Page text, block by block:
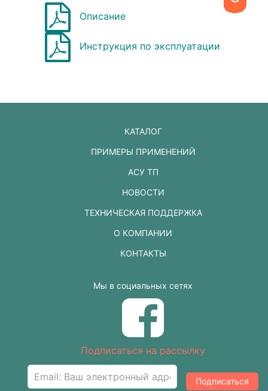
Описание
Инструкция по эксплуатации
КАТАЛОГ
ПРИМЕРЫ ПРИМЕНЕНИЙ
АСУ ТП
НОВОСТИ
ТЕХНИЧЕСКАЯ ПОДДЕРЖКА
О КОМПАНИИ
КОНТАКТЫ
Мы в социальных сетях
Подписаться на рассылку
Подписаться